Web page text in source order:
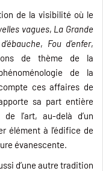
de la visibilité où le
vagues, La Grande
, Fou d’enfer,
de thème de la
de la
ces affaires de
sa part entière
l’art, au-delà d’un
élément à l’édifice de
évanescente.
d’une autre tradition